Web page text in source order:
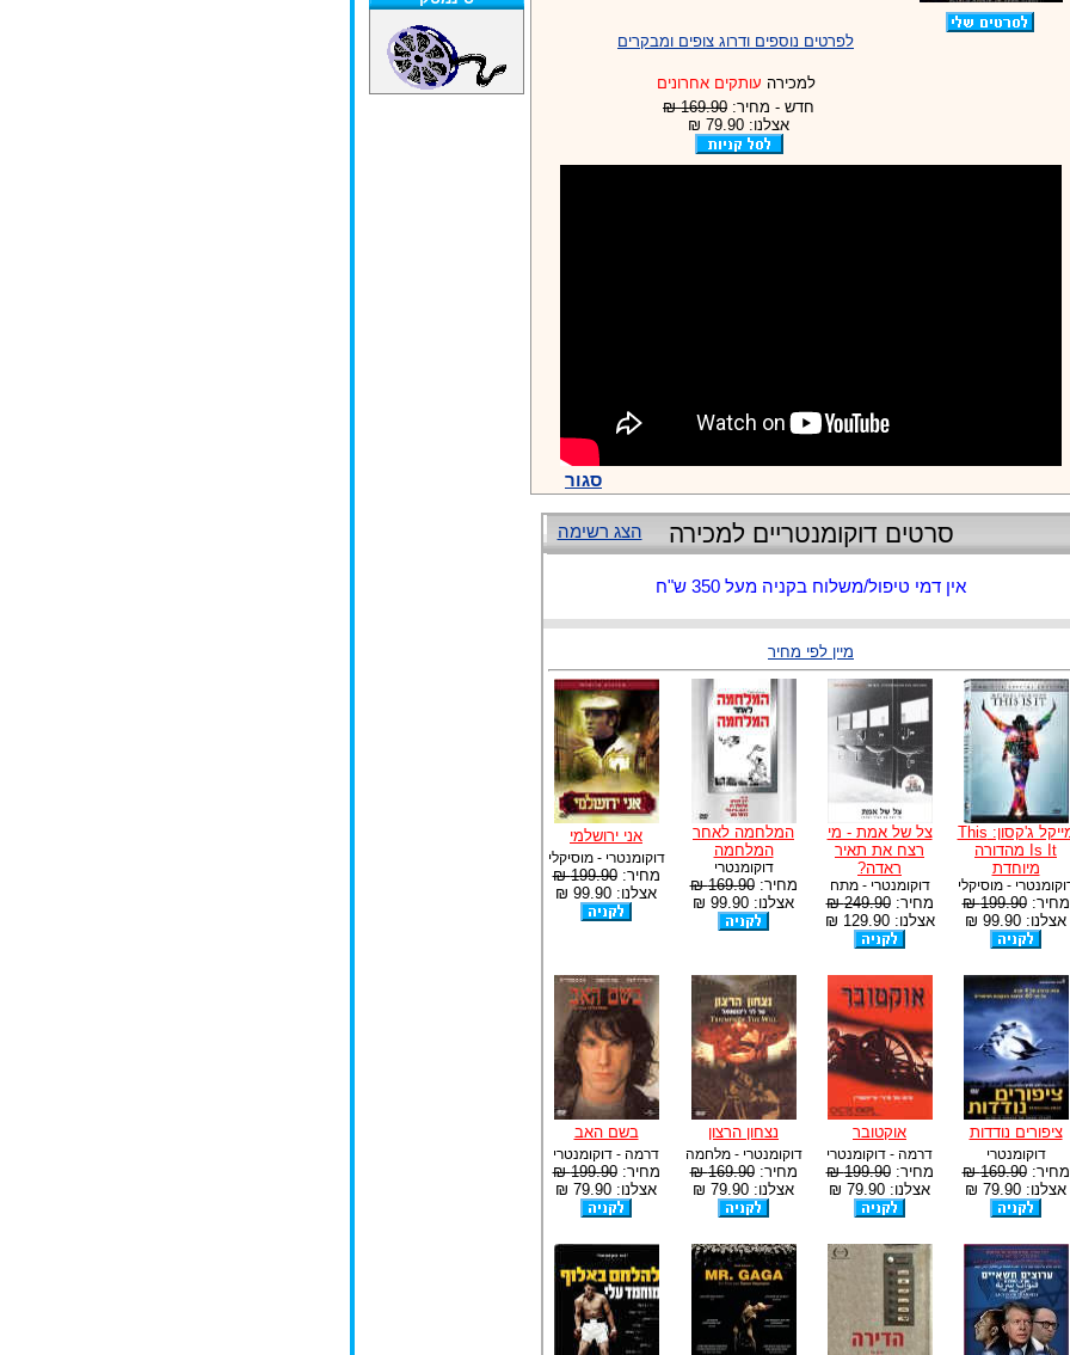
לפרטים נוספים ודרוג צופים ומבקרים
למכירה עותקים אחרונים
חדש - מחיר: 169.90 ₪
אצלנו: 79.90 ₪
סגור
הצג רשימה סרטים דוקומנטריים למכירה
אין דמי טיפול/משלוח בקניה מעל 350 ש"ח
מיין לפי מחיר
מייקל ג'קסון: This
Is It מהדורה
מיוחדת
- מוסיקלי
מחיר:199.90 ₪
אצלנו: 99.90 ₪
צל של אמת - מי
רצח את תאיר
ראדה?
דוקומנטרי - מתח
מחיר:249.90 ₪
אצלנו: 129.90 ₪
המלחמה לאחר
המלחמה
דוקומנטרי
מחיר:169.90 ₪
אצלנו: 99.90 ₪
אני ירושלמי
דוקומנטרי - מוסיקלי
מחיר:199.90 ₪
אצלנו: 99.90 ₪
ציפורים נודדות
דוקומנטרי
מחיר:169.90 ₪
אצלנו: 79.90 ₪
אוקטובר
דרמה - דוקומנטרי
מחיר:199.90 ₪
אצלנו: 79.90 ₪
נצחון הרצון
דוקומנטרי - מלחמה
מחיר:169.90 ₪
אצלנו: 79.90 ₪
בשם האב
דרמה - דוקומנטרי
מחיר:199.90 ₪
אצלנו: 79.90 ₪